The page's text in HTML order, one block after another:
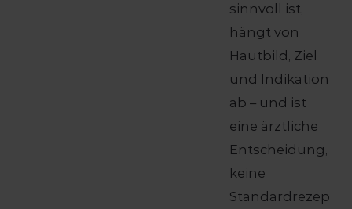
sinnvoll ist,
hängt von
Hautbild, Ziel
und Indikation
ab – und ist
eine ärztliche
Entscheidung,
keine
Standardrezep